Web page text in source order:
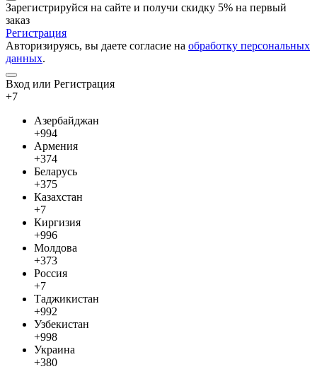
Зарегистрируйся на сайте и получи скидку 5% на первый
заказ
Регистрация
Авторизируясь, вы даете согласие на обработку персональных
данных.
Вход или Регистрация
+7
Азербайджан
+994
Армения
+374
Беларусь
+375
Казахстан
+7
Киргизия
+996
Молдова
+373
Россия
+7
Таджикистан
+992
Узбекистан
+998
Украина
+380